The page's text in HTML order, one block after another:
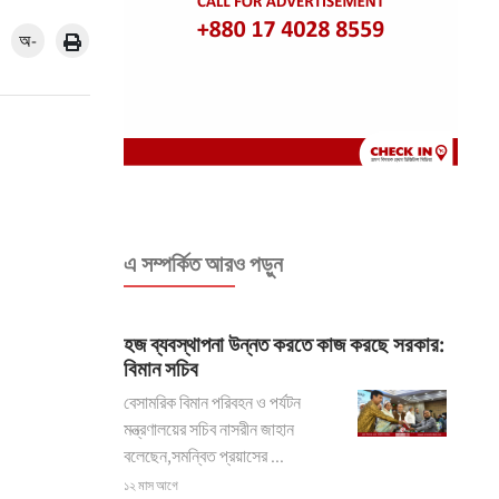
অ-
এ সম্পর্কিত আরও পড়ুন
হজ ব্যবস্থাপনা উন্নত করতে কাজ করছে সরকার:
বিমান সচিব
বেসামরিক বিমান পরিবহন ও পর্যটন
মন্ত্রণালয়ের সচিব নাসরীন জাহান
বলেছেন,সমন্বিত প্রয়াসের ...
১২ মাস আগে